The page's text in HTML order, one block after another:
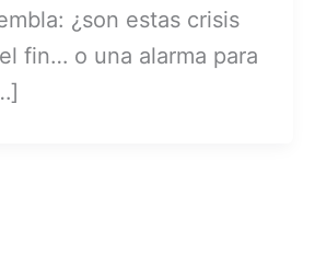
¿son estas crisis
fin… o una alarma para